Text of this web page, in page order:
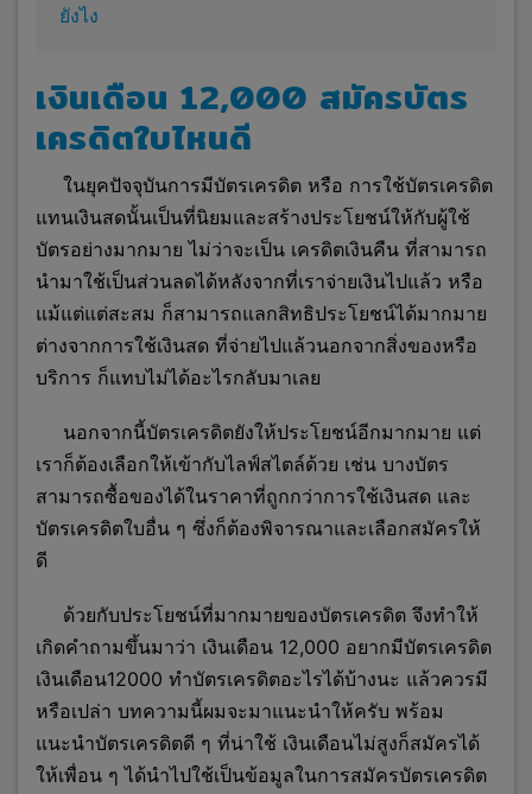
ยังไง
เงินเดือน 12,000 สมัครบัตร
เครดิตใบไหนดี
ในยุคปัจจุบันการมีบัตรเครดิต หรือ การใช้บัตรเครดิต
แทนเงินสดนั้นเป็นที่นิยมและสร้างประโยชน์ให้กับผู้ใช้
บัตรอย่างมากมาย ไม่ว่าจะเป็น เครดิตเงินคืน ที่สามารถ
นำมาใช้เป็นส่วนลดได้หลังจากที่เราจ่ายเงินไปแล้ว หรือ
แม้แต่แต่สะสม ก็สามารถแลกสิทธิประโยชน์ได้มากมาย
ต่างจากการใช้เงินสด ที่จ่ายไปแล้วนอกจากสิ่งของหรือ
บริการ ก็แทบไม่ได้อะไรกลับมาเลย
นอกจากนี้บัตรเครดิตยังให้ประโยชน์อีกมากมาย แต่
เราก็ต้องเลือกให้เข้ากับไลฟ์สไตล์ด้วย เช่น บางบัตร
สามารถซื้อของได้ในราคาที่ถูกกว่าการใช้เงินสด และ
บัตรเครดิตใบอื่น ๆ ซึ่งก็ต้องพิจารณาและเลือกสมัครให้
ดี
ด้วยกับประโยชน์ที่มากมายของบัตรเครดิต จึงทำให้
เกิดคำถามขึ้นมาว่า เงินเดือน 12,000 อยากมีบัตรเครดิต
เงินเดือน12000 ทําบัตรเครดิตอะไรได้บ้างนะ แล้วควรมี
หรือเปล่า บทความนี้ผมจะมาแนะนำให้ครับ พร้อม
แนะนำบัตรเครดิตดี ๆ ที่น่าใช้ เงินเดือนไม่สูงก็สมัครได้
ให้เพื่อน ๆ ได้นำไปใช้เป็นข้อมูลในการสมัครบัตรเครดิต